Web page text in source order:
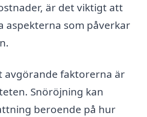
är det viktigt att
aspekterna som påverkar
avgörande faktorerna är
Snöröjning kan
beroende på hur